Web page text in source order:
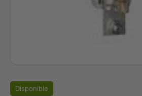
Disponible